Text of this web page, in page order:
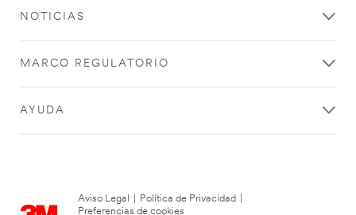
NOTICIAS
MARCO REGULATORIO
AYUDA
Aviso Legal Política de Privacidad
Preferencias de cookies